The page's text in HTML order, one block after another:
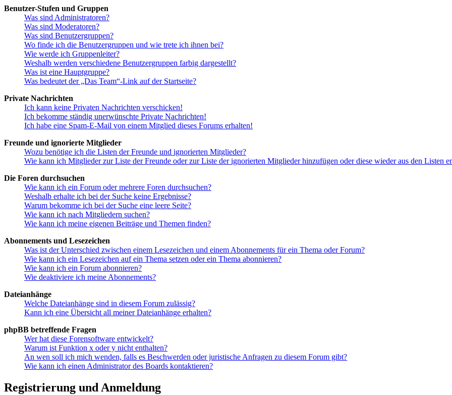
Benutzer-Stufen und Gruppen
Was sind Administratoren?
Was sind Moderatoren?
Was sind Benutzergruppen?
Wo finde ich die Benutzergruppen und wie trete ich ihnen bei?
Wie werde ich Gruppenleiter?
Weshalb werden verschiedene Benutzergruppen farbig dargestellt?
Was ist eine Hauptgruppe?
Was bedeutet der „Das Team“-Link auf der Startseite?
Private Nachrichten
Ich kann keine Privaten Nachrichten verschicken!
Ich bekomme ständig unerwünschte Private Nachrichten!
Ich habe eine Spam-E-Mail von einem Mitglied dieses Forums erhalten!
Freunde und ignorierte Mitglieder
Wozu benötige ich die Listen der Freunde und ignorierten Mitglieder?
Wie kann ich Mitglieder zur Liste der Freunde oder zur Liste der ignorierten Mitglieder hinzufügen oder diese wieder aus den Listen
Die Foren durchsuchen
Wie kann ich ein Forum oder mehrere Foren durchsuchen?
Weshalb erhalte ich bei der Suche keine Ergebnisse?
Warum bekomme ich bei der Suche eine leere Seite?
Wie kann ich nach Mitgliedern suchen?
Wie kann ich meine eigenen Beiträge und Themen finden?
Abonnements und Lesezeichen
Was ist der Unterschied zwischen einem Lesezeichen und einem Abonnements für ein Thema oder Forum?
Wie kann ich ein Lesezeichen auf ein Thema setzen oder ein Thema abonnieren?
Wie kann ich ein Forum abonnieren?
Wie deaktiviere ich meine Abonnements?
Dateianhänge
Welche Dateianhänge sind in diesem Forum zulässig?
Kann ich eine Übersicht all meiner Dateianhänge erhalten?
phpBB betreffende Fragen
Wer hat diese Forensoftware entwickelt?
Warum ist Funktion x oder y nicht enthalten?
An wen soll ich mich wenden, falls es Beschwerden oder juristische Anfragen zu diesem Forum gibt?
Wie kann ich einen Administrator des Boards kontaktieren?
Registrierung und Anmeldung